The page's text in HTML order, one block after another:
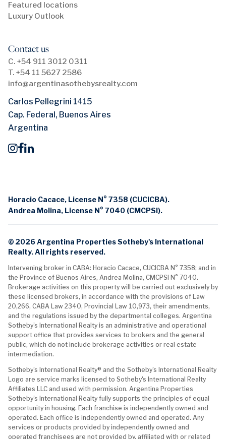
Featured locations
Luxury Outlook
Contact us
C. +54 911 3012 0311
T. +54 11 5627 2586
info@argentinasothebysrealty.com
Carlos Pellegrini 1415
Cap. Federal, Buenos Aires
Argentina
Horacio Cacace, License N° 7358 (CUCICBA).
Andrea Molina, License N° 7040 (CMCPSI).
© 2026 Argentina Properties Sotheby's International
Realty. All rights reserved.
Intervening broker in CABA: Horacio Cacace, CUCICBA N° 7358; and in
the Province of Buenos Aires, Andrea Molina, CMCPSI N° 7040.
Brokerage activities on this property will be carried out exclusively by
these licensed brokers, in accordance with the provisions of Law
20,266, CABA Law 2340, Provincial Law 10,973, their amendments,
and the regulations issued by the departmental colleges. Argentina
Sotheby's International Realty is an administrative and operational
support office that provides services to brokers and the general
public, which do not include brokerage activities or real estate
intermediation.
Sotheby's International Realty® and the Sotheby's International Realty
Logo are service marks licensed to Sotheby's International Realty
Affiliates LLC and used with permission. Argentina Properties
Sotheby's International Realty fully supports the principles of equal
opportunity in housing. Each franchise is independently owned and
operated. Each office is independently owned and operated. Any
services or products provided by independently owned and
operated franchisees are not provided by, affiliated with or related